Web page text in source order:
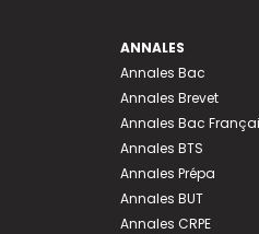
ANNALES
Annales Bac
Annales Brevet
Annales Bac
Annales BTS
Annales Prépa
Annales BUT
Annales CRPE